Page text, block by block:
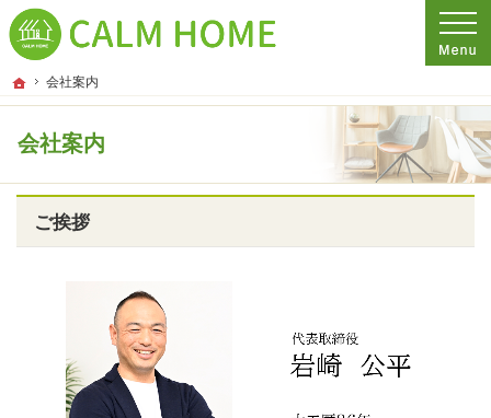
ホーム
会社案内
会社案内
プロの目線からご提案。埼玉県さいたま市の注文住宅・新築戸建てを手がける工
埼玉県さいたま市の新築・注文住宅・新築戸建てを手がける工務店ならCALM
ご挨拶